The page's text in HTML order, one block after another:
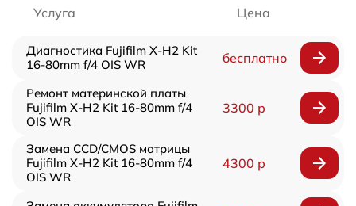
Услуга Цена
Диагностика Fujifilm X-H2 Kit
16-80mm f/4 OIS WR
бесплатно
Ремонт материнской платы
Fujifilm X-H2 Kit 16-80mm f/4
OIS WR
3300 р
Замена CCD/CMOS матрицы
Fujifilm X-H2 Kit 16-80mm f/4
OIS WR
4300 р